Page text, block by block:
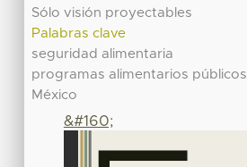
Sólo visión proyectables
Palabras clave
seguridad alimentaria
programas alimentarios públicos
México
&#160;